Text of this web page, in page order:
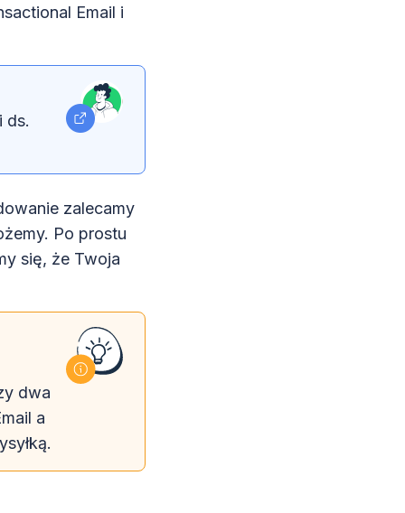
Email i
ds.
zalecamy
Po prostu
się, że Twoja
dwa
a